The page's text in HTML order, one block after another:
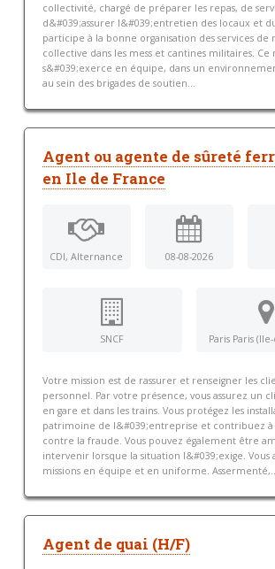
collectivité, chargé de préparer les repas, de
d&#039;assurer l&#039;entretien des locaux et
participe à la bonne organisation des services de
collective dans les mess et cantines militaires.
s&#039;exerce en équipe, dans un
au sein des brigades de soutien...
Agent ou agente de sûreté
en Ile de France
CDI, Alternance 08-08-2026
SNCF Paris Paris
Votre mission est de rassurer et renseigner les
personnel. Par votre présence, vous assurez un
en gare et dans les trains. Vous protégez les
patrimoine de l&#039;entreprise et contribuez
contre la fraude. Vous pouvez également être
intervenir lorsque la situation l&#039;exige. Vous
missions en équipe et en uniforme.
Agent de quai (H/F)